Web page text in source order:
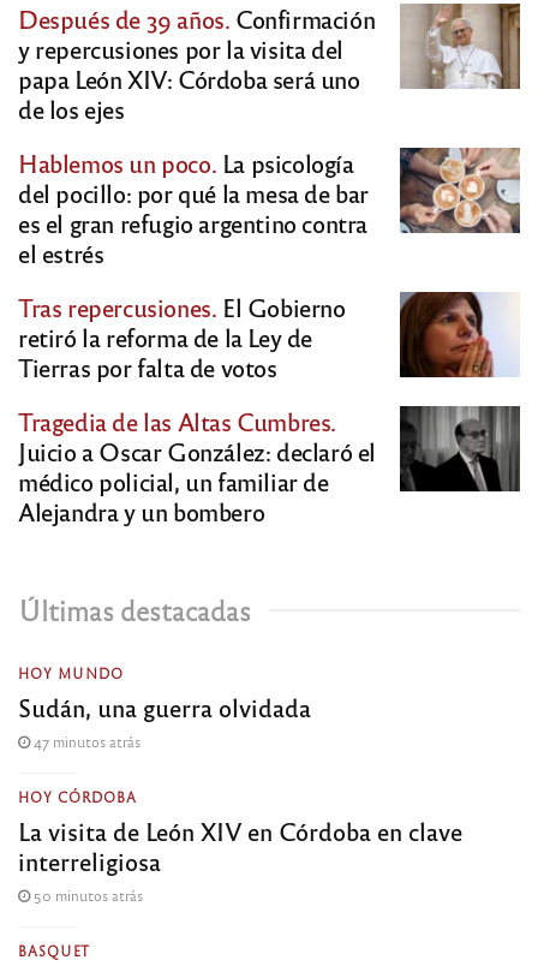
Después de 39 años. Confirmación
y repercusiones por la visita del
papa León XIV: Córdoba será uno
de los ejes
Hablemos un poco. La psicología
del pocillo: por qué la mesa de bar
es el gran refugio argentino contra
el estrés
Tras repercusiones. El Gobierno
retiró la reforma de la Ley de
Tierras por falta de votos
Tragedia de las Altas Cumbres.
Juicio a Oscar González: declaró el
médico policial, un familiar de
Alejandra y un bombero
Últimas destacadas
HOY MUNDO
Sudán, una guerra olvidada
47 minutos atrás
HOY CÓRDOBA
La visita de León XIV en Córdoba en clave
interreligiosa
50 minutos atrás
BASQUET